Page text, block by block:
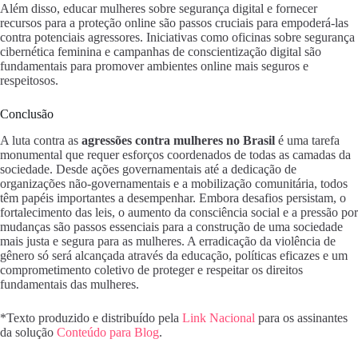
Além disso, educar mulheres sobre segurança digital e fornecer
recursos para a proteção online são passos cruciais para empoderá-las
contra potenciais agressores. Iniciativas como oficinas sobre segurança
cibernética feminina e campanhas de conscientização digital são
fundamentais para promover ambientes online mais seguros e
respeitosos.
Conclusão
A luta contra as agressões contra mulheres no Brasil é uma tarefa
monumental que requer esforços coordenados de todas as camadas da
sociedade. Desde ações governamentais até a dedicação de
organizações não-governamentais e a mobilização comunitária, todos
têm papéis importantes a desempenhar. Embora desafios persistam, o
fortalecimento das leis, o aumento da consciência social e a pressão por
mudanças são passos essenciais para a construção de uma sociedade
mais justa e segura para as mulheres. A erradicação da violência de
gênero só será alcançada através da educação, políticas eficazes e um
comprometimento coletivo de proteger e respeitar os direitos
fundamentais das mulheres.
*Texto produzido e distribuído pela Link Nacional para os assinantes
da solução Conteúdo para Blog.